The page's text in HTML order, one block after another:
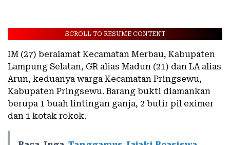
SCROLL TO RESUME CONTENT
IM (27) beralamat Kecamatan Merbau, Kabupaten
Lampung Selatan, GR alias Madun (21) dan LA alias
Arun, keduanya warga Kecamatan Pringsewu,
Kabupaten Pringsewu. Barang bukti diamankan
berupa 1 buah lintingan ganja, 2 butir pil eximer
dan 1 kotak rokok.